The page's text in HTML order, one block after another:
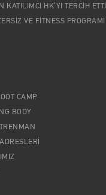
KATILIMCI HK’YI TERCİH ETTİ
VE FİTNESS PROGRAMI
CAMP
BODY